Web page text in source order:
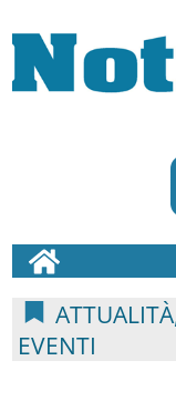
EVENTI